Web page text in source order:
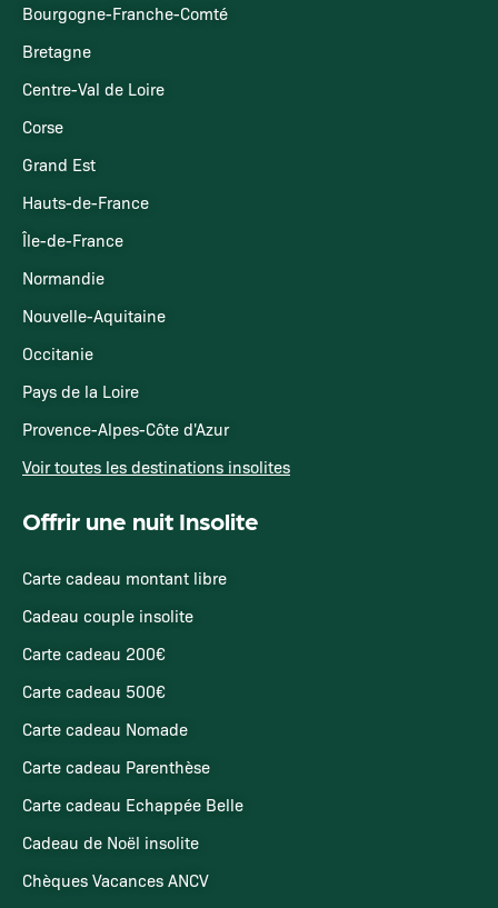
Bourgogne-Franche-Comté
Bretagne
Centre-Val de Loire
Corse
Grand Est
Hauts-de-France
Île-de-France
Normandie
Nouvelle-Aquitaine
Occitanie
Pays de la Loire
Provence-Alpes-Côte d'Azur
Voir toutes les destinations insolites
Offrir une nuit Insolite
Carte cadeau montant libre
Cadeau couple insolite
Carte cadeau 200€
Carte cadeau 500€
Carte cadeau Nomade
Carte cadeau Parenthèse
Carte cadeau Echappée Belle
Cadeau de Noël insolite
Chèques Vacances ANCV